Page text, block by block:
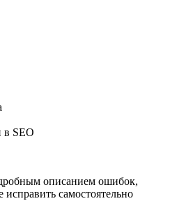
в SEO
описанием ошибок,
самостоятельно